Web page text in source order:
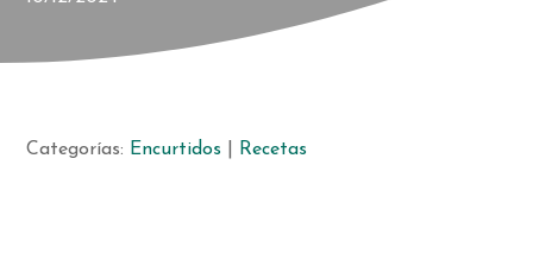
Categorías: Encurtidos Recetas